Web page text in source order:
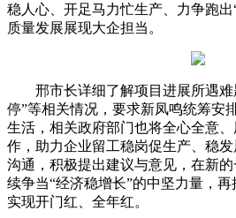
稳人心、开足马力忙生产、力争跑
质量发展展现大企担当。
邢市长详细了解项目进展所遇
停”等相关情况，要求新凤鸣统筹安
生活，相关政府部门也将全心全意
作，助力企业留工稳岗促生产、稳
沟通，积极提出建议与意见，在新
续争当“经济稳增长”的中坚力量，
实现开门红、全年红。